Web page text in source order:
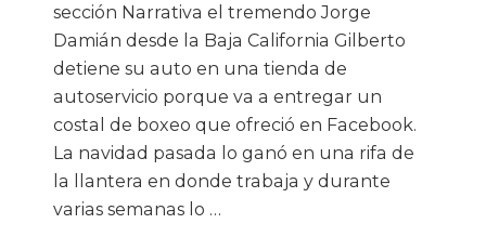
sección Narrativa el tremendo Jorge
Damián desde la Baja California Gilberto
detiene su auto en una tienda de
autoservicio porque va a entregar un
costal de boxeo que ofreció en Facebook.
La navidad pasada lo ganó en una rifa de
la llantera en donde trabaja y durante
varias semanas lo …